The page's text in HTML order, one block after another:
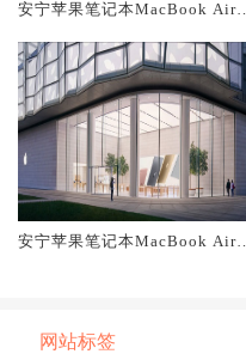
安宁苹果笔记本MacBook Air换
安宁苹果笔记本MacBook Air换
网站标签